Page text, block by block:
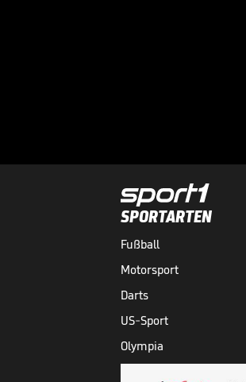
SPORTARTEN
Fußball
Motorsport
Darts
US-Sport
Olympia